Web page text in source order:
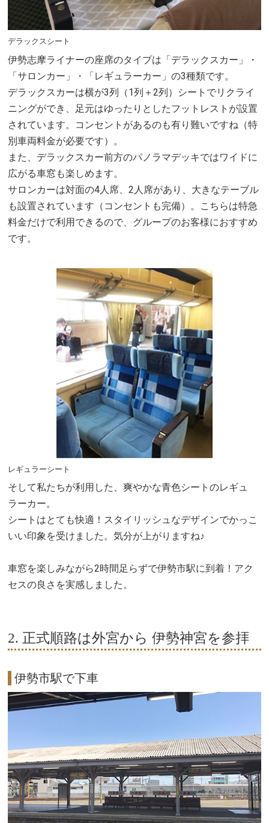
デラックスシート
伊勢志摩ライナーの座席のタイプは「デラックスカー」・
「サロンカー」・「レギュラーカー」の3種類です。
デラックスカーは横が3列（1列＋2列）シートでリクライ
ニングができ、足元はゆったりとしたフットレストが設置
されています。コンセントがあるのも有り難いですね（特
別車両料金が必要です）。
また、デラックスカー前方のパノラマデッキではワイドに
広がる車窓も楽しめます。
サロンカーは対面の4人席、2人席があり、大きなテーブル
も設置されています（コンセントも完備）。こちらは特急
料金だけで利用できるので、グループのお客様におすすめ
です。
レギュラーシート
そして私たちが利用した、爽やかな青色シートのレギュ
ラーカー。
シートはとても快適！スタイリッシュなデザインでかっこ
いい印象を受けました。気分が上がりますね♪
車窓を楽しみながら2時間足らずで伊勢市駅に到着！アク
セスの良さを実感しました。
2. 正式順路は外宮から 伊勢神宮を参拝
伊勢市駅で下車